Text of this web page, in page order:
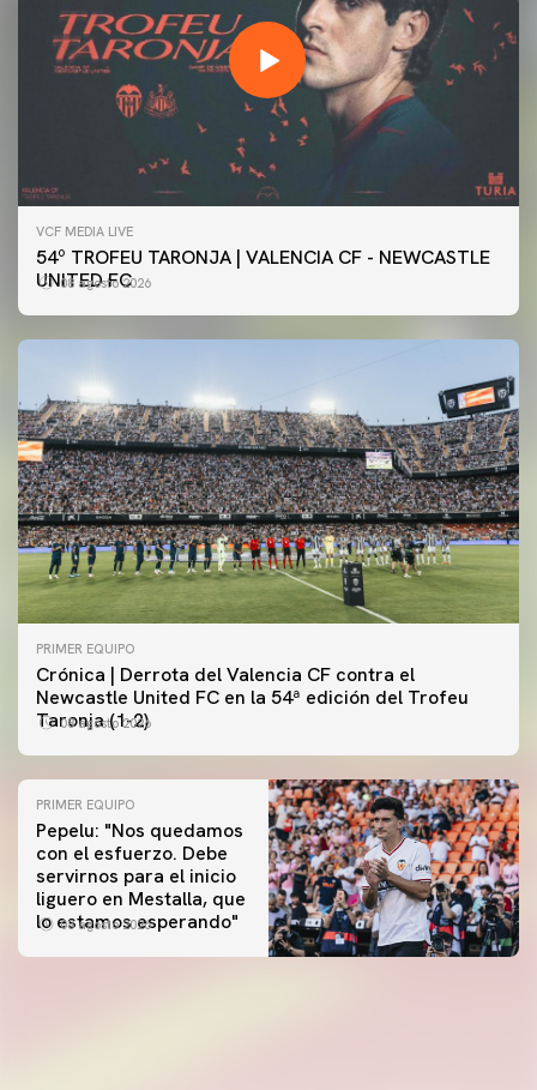
VCF MEDIA LIVE
54º TROFEU TARONJA | VALENCIA CF - NEWCASTLE
UNITED FC
08 agosto 2026
PRIMER EQUIPO
Crónica | Derrota del Valencia CF contra el
Newcastle United FC en la 54ª edición del Trofeu
Taronja (1-2)
08 agosto 2026
PRIMER EQUIPO
Pepelu: "Nos quedamos
con el esfuerzo. Debe
servirnos para el inicio
liguero en Mestalla, que
lo estamos esperando"
08 agosto 2026
PRIMER EQUIPO
Las fotos del Valencia CF-Newcastle United FC
PRIMER EQUIPO
MESTALLA 📍